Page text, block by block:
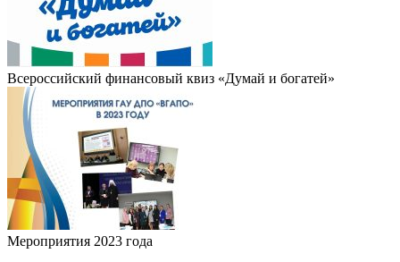
Всероссийский финансовый квиз «Думай и богатей»
Мероприятия 2023 года